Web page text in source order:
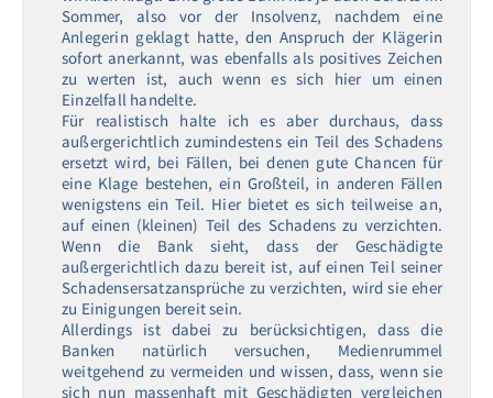
Sommer, also vor der Insolvenz, nachdem eine
Anlegerin geklagt hatte, den Anspruch der Klägerin
sofort anerkannt, was ebenfalls als positives Zeichen
zu werten ist, auch wenn es sich hier um einen
Einzelfall handelte.
Für realistisch halte ich es aber durchaus, dass
außergerichtlich zumindestens ein Teil des Schadens
ersetzt wird, bei Fällen, bei denen gute Chancen für
eine Klage bestehen, ein Großteil, in anderen Fällen
wenigstens ein Teil. Hier bietet es sich teilweise an,
auf einen (kleinen) Teil des Schadens zu verzichten.
Wenn die Bank sieht, dass der Geschädigte
außergerichtlich dazu bereit ist, auf einen Teil seiner
Schadensersatzansprüche zu verzichten, wird sie eher
zu Einigungen bereit sein.
Allerdings ist dabei zu berücksichtigen, dass die
Banken natürlich versuchen, Medienrummel
weitgehend zu vermeiden und wissen, dass, wenn sie
sich nun massenhaft mit Geschädigten vergleichen